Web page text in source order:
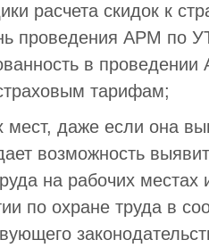
расчета скидок к
проведения АРМ по
в
тарифам;
мест, даже если она
возможность
на рабочих местах
по охране труда в